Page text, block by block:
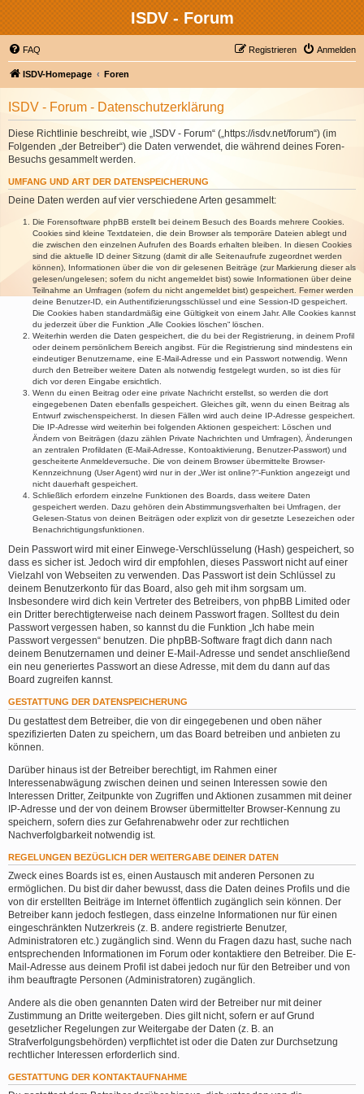
ISDV - Forum
FAQ Anmelden
Registrieren
ISDV-Homepage Foren
ISDV - Forum - Datenschutzerklärung
Diese Richtlinie beschreibt, wie „ISDV - Forum“ („https://isdv.net/forum“) (im
Folgenden „der Betreiber“) die Daten verwendet, die während deines Foren-
Besuchs gesammelt werden.
UMFANG UND ART DER DATENSPEICHERUNG
Deine Daten werden auf vier verschiedene Arten gesammelt:
Die Forensoftware phpBB erstellt bei deinem Besuch des Boards mehrere Cookies.
Cookies sind kleine Textdateien, die dein Browser als temporäre Dateien ablegt und
die zwischen den einzelnen Aufrufen des Boards erhalten bleiben. In diesen Cookies
sind die aktuelle ID deiner Sitzung (damit dir alle Seitenaufrufe zugeordnet werden
können), Informationen über die von dir gelesenen Beiträge (zur Markierung dieser als
gelesen/ungelesen; sofern du nicht angemeldet bist) sowie Informationen über deine
Teilnahme an Umfragen (sofern du nicht angemeldet bist) gespeichert. Ferner werden
deine Benutzer-ID, ein Authentifizierungsschlüssel und eine Session-ID gespeichert.
Die Cookies haben standardmäßig eine Gültigkeit von einem Jahr. Alle Cookies kannst
du jederzeit über die Funktion „Alle Cookies löschen“ löschen.
Weiterhin werden die Daten gespeichert, die du bei der Registrierung, in deinem Profil
oder deinem persönlichem Bereich angibst. Für die Registrierung sind mindestens ein
eindeutiger Benutzername, eine E-Mail-Adresse und ein Passwort notwendig. Wenn
durch den Betreiber weitere Daten als notwendig festgelegt wurden, so ist dies für
dich vor deren Eingabe ersichtlich.
Wenn du einen Beitrag oder eine private Nachricht erstellst, so werden die dort
eingegebenen Daten ebenfalls gespeichert. Gleiches gilt, wenn du einen Beitrag als
Entwurf zwischenspeicherst. In diesen Fällen wird auch deine IP-Adresse gespeichert.
Die IP-Adresse wird weiterhin bei folgenden Aktionen gespeichert: Löschen und
Ändern von Beiträgen (dazu zählen Private Nachrichten und Umfragen), Änderungen
an zentralen Profildaten (E-Mail-Adresse, Kontoaktivierung, Benutzer-Passwort) und
gescheiterte Anmeldeversuche. Die von deinem Browser übermittelte Browser-
Kennzeichnung (User Agent) wird nur in der „Wer ist online?“-Funktion angezeigt und
nicht dauerhaft gespeichert.
Schließlich erfordern einzelne Funktionen des Boards, dass weitere Daten
gespeichert werden. Dazu gehören dein Abstimmungsverhalten bei Umfragen, der
Gelesen-Status von deinen Beiträgen oder explizit von dir gesetzte Lesezeichen oder
Benachrichtigungsfunktionen.
Dein Passwort wird mit einer Einwege-Verschlüsselung (Hash) gespeichert, so
dass es sicher ist. Jedoch wird dir empfohlen, dieses Passwort nicht auf einer
Vielzahl von Webseiten zu verwenden. Das Passwort ist dein Schlüssel zu
deinem Benutzerkonto für das Board, also geh mit ihm sorgsam um.
Insbesondere wird dich kein Vertreter des Betreibers, von phpBB Limited oder
ein Dritter berechtigterweise nach deinem Passwort fragen. Solltest du dein
Passwort vergessen haben, so kannst du die Funktion „Ich habe mein
Passwort vergessen“ benutzen. Die phpBB-Software fragt dich dann nach
deinem Benutzernamen und deiner E-Mail-Adresse und sendet anschließend
ein neu generiertes Passwort an diese Adresse, mit dem du dann auf das
Board zugreifen kannst.
GESTATTUNG DER DATENSPEICHERUNG
Du gestattest dem Betreiber, die von dir eingegebenen und oben näher
spezifizierten Daten zu speichern, um das Board betreiben und anbieten zu
können.
Darüber hinaus ist der Betreiber berechtigt, im Rahmen einer
Interessenabwägung zwischen deinen und seinen Interessen sowie den
Interessen Dritter, Zeitpunkte von Zugriffen und Aktionen zusammen mit deiner
IP-Adresse und der von deinem Browser übermittelter Browser-Kennung zu
speichern, sofern dies zur Gefahrenabwehr oder zur rechtlichen
Nachverfolgbarkeit notwendig ist.
REGELUNGEN BEZÜGLICH DER WEITERGABE DEINER DATEN
Zweck eines Boards ist es, einen Austausch mit anderen Personen zu
ermöglichen. Du bist dir daher bewusst, dass die Daten deines Profils und die
von dir erstellten Beiträge im Internet öffentlich zugänglich sein können. Der
Betreiber kann jedoch festlegen, dass einzelne Informationen nur für einen
eingeschränkten Nutzerkreis (z. B. andere registrierte Benutzer,
Administratoren etc.) zugänglich sind. Wenn du Fragen dazu hast, suche nach
entsprechenden Informationen im Forum oder kontaktiere den Betreiber. Die E-
Mail-Adresse aus deinem Profil ist dabei jedoch nur für den Betreiber und von
ihm beauftragte Personen (Administratoren) zugänglich.
Andere als die oben genannten Daten wird der Betreiber nur mit deiner
Zustimmung an Dritte weitergeben. Dies gilt nicht, sofern er auf Grund
gesetzlicher Regelungen zur Weitergabe der Daten (z. B. an
Strafverfolgungsbehörden) verpflichtet ist oder die Daten zur Durchsetzung
rechtlicher Interessen erforderlich sind.
GESTATTUNG DER KONTAKTAUFNAHME